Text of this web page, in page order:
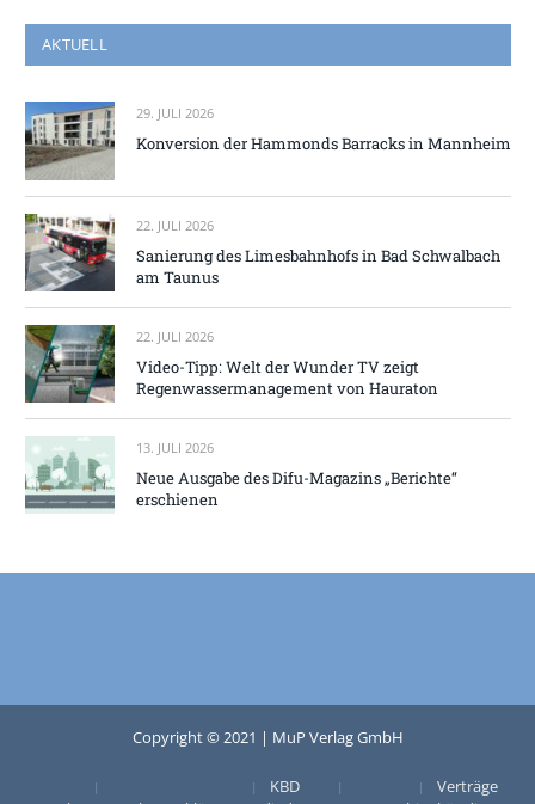
AKTUELL
29. JULI 2026
Konversion der Hammonds Barracks in Mannheim
22. JULI 2026
Sanierung des Limesbahnhofs in Bad Schwalbach
am Taunus
22. JULI 2026
Video-Tipp: Welt der Wunder TV zeigt
Regenwassermanagement von Hauraton
13. JULI 2026
Neue Ausgabe des Difu-Magazins „Berichte“
erschienen
Copyright © 2021 | MuP Verlag GmbH
KBD
Verträge